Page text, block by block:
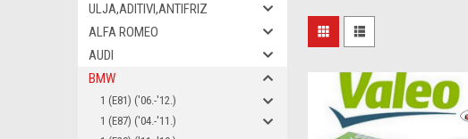
ULJA,ADITIVI,ANTIFRIZ
ALFA ROMEO
AUDI
BMW
1 (E81) ('06.-'12.)
1 (E87) ('04.-'11.)